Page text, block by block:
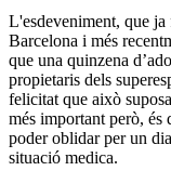
L'esdeveniment, que ja
Barcelona i més
que una quinzena
propietaris dels
felicitat que això
més important però,
poder oblidar per un
situació medica.